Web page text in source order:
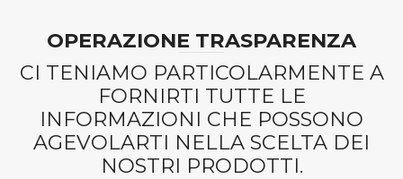
OPERAZIONE TRASPARENZA
CI TENIAMO PARTICOLARMENTE A
FORNIRTI TUTTE LE
INFORMAZIONI CHE POSSONO
AGEVOLARTI NELLA SCELTA DEI
NOSTRI PRODOTTI.